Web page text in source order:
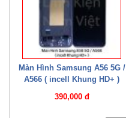
Màn Hình Samsung A56 5G /
A566 ( incell Khung HD+ )
390,000 đ